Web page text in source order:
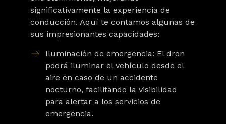
significativamente la experiencia de
conducción. Aquí te contamos algunas de
sus impresionantes capacidades:
Iluminación de emergencia: El dron
podrá iluminar el vehículo desde el
aire en caso de un accidente
nocturno, facilitando la visibilidad
para alertar a los servicios de
emergencia.